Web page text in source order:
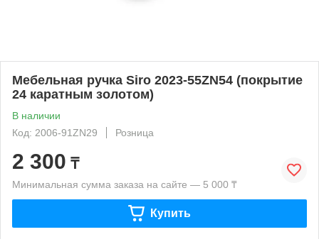
Мебельная ручка Siro 2023-55ZN54 (покрытие
24 каратным золотом)
В наличии
Код: 2006-91ZN29
Розница
2 300 ₸
Минимальная сумма заказа на сайте — 5 000 ₸
Купить